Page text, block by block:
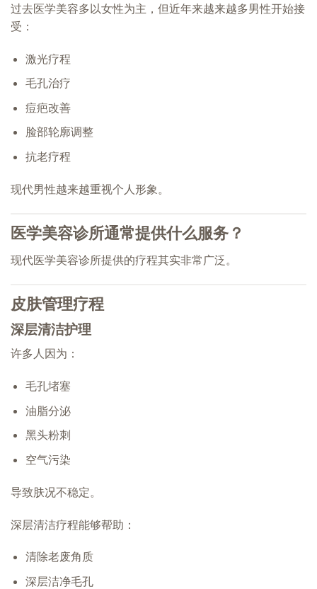
过去医学美容多以女性为主，但近年来越来越多男性开始接
受：
激光疗程
毛孔治疗
痘疤改善
脸部轮廓调整
抗老疗程
现代男性越来越重视个人形象。
医学美容诊所通常提供什么服务？
现代医学美容诊所提供的疗程其实非常广泛。
皮肤管理疗程
深层清洁护理
许多人因为：
毛孔堵塞
油脂分泌
黑头粉刺
空气污染
导致肤况不稳定。
深层清洁疗程能够帮助：
清除老废角质
深层洁净毛孔